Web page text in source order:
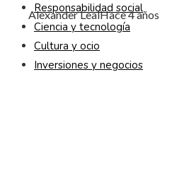
Responsabilidad social
Ciencia y tecnología
Cultura y ocio
Inversiones y negocios
Alexander LealHace 4 años